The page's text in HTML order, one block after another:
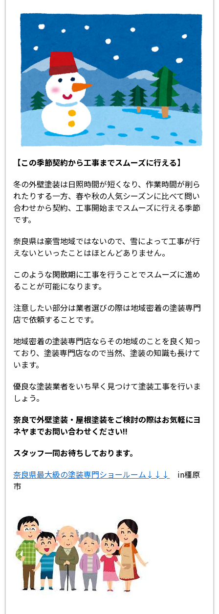
【この季節契約から工事までスムーズに行える】
冬の外壁塗装は日照時間が短くなり、作業時間が削ら
れたりする一方、春や秋の人気シーズンに比べて問い
合わせから契約、工事開始までスムーズに行える季節
です。
奈良県は豪雪地域ではないので、雪によって工事が行
えないといったことはほとんどありません。
このような閑散期に工事を行うことでスムーズに進め
ることが可能になります。
注意したい部分は業者選びの際は地域密着の塗装専門
店で依頼することです。
地域密着の塗装専門店ならその地域のことを良く知っ
ており、塗装専門店なので当然、塗装の知識も長けて
います。
優良な塗装業者をいち早く見つけて塗装工事を行いま
しょう。
奈良で外壁塗装・屋根塗装をご検討の際はお気軽にヨ
ネヤまでお問い合わせください!!
スタッフ一同お待ちしております。
奈良県最大級の塗装専門ショールーム↓↓↓
in橿原
市